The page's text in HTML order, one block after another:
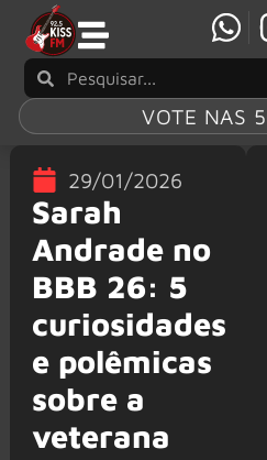
VOTE NAS
29/01/2026
Sarah
Andrade no
BBB 26: 5
curiosidades
e polêmicas
sobre a
veterana